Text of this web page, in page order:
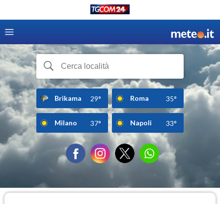
Brikama 29° Roma 35°
Milano 37° Napoli 33°